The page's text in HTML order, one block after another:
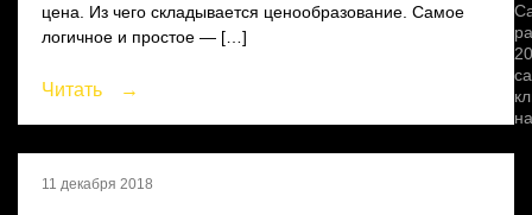
цена. Из чего складывается ценообразование. Самое
логичное и простое — […]
Читать →
11 декабря 2018